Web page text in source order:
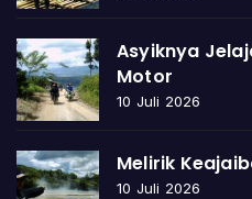
Asyiknya
Motor
10 Juli 2026
Melirik
10 Juli 2026